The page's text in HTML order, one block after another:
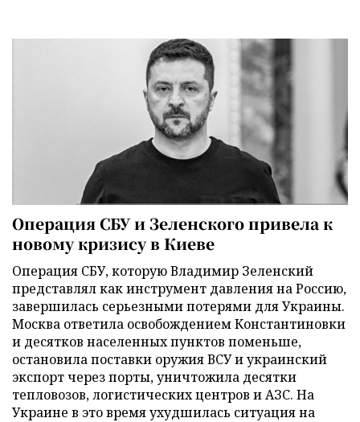
Операция СБУ и Зеленского привела к
новому кризису в Киеве
Операция СБУ, которую Владимир Зеленский
представлял как инструмент давления на Россию,
завершилась серьезными потерями для Украины.
Москва ответила освобождением Константиновки
и десятков населенных пунктов поменьше,
остановила поставки оружия ВСУ и украинский
экспорт через порты, уничтожила десятки
тепловозов, логистических центров и АЗС. На
Украине в это время ухудшилась ситуация на